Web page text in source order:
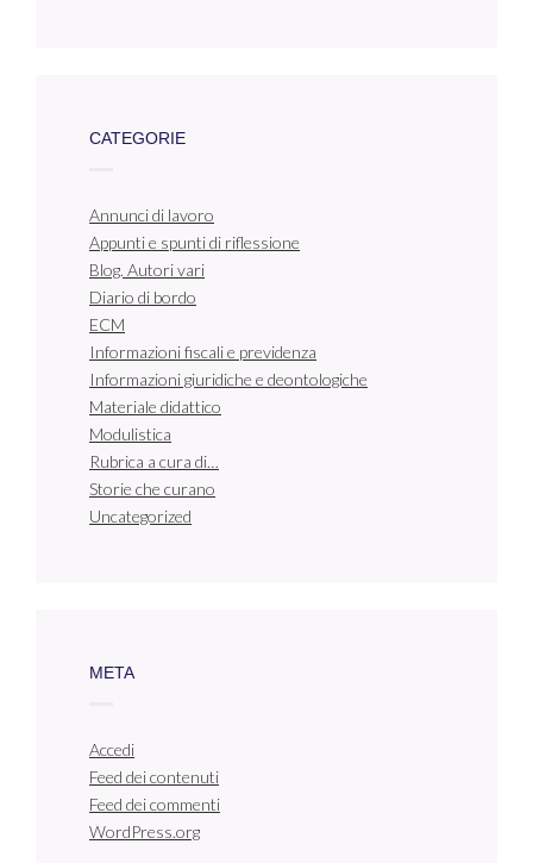
CATEGORIE
Annunci di lavoro
Appunti e spunti di riflessione
Blog. Autori vari
Diario di bordo
ECM
Informazioni fiscali e previdenza
Informazioni giuridiche e deontologiche
Materiale didattico
Modulistica
Rubrica a cura di…
Storie che curano
Uncategorized
META
Accedi
Feed dei contenuti
Feed dei commenti
WordPress.org